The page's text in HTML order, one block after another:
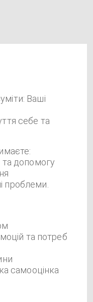
Ваші
себе та
та допомогу
проблеми.
та потреб
самооцінка